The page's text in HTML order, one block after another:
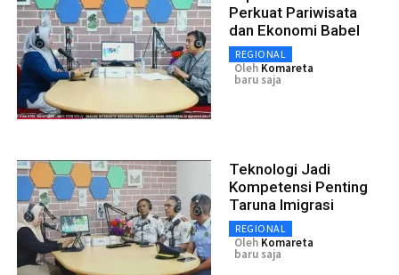
Perkuat Pariwisata
dan Ekonomi Babel
REGIONAL
Oleh Komareta
baru saja
Teknologi Jadi
Kompetensi Penting
Taruna Imigrasi
REGIONAL
Oleh Komareta
baru saja